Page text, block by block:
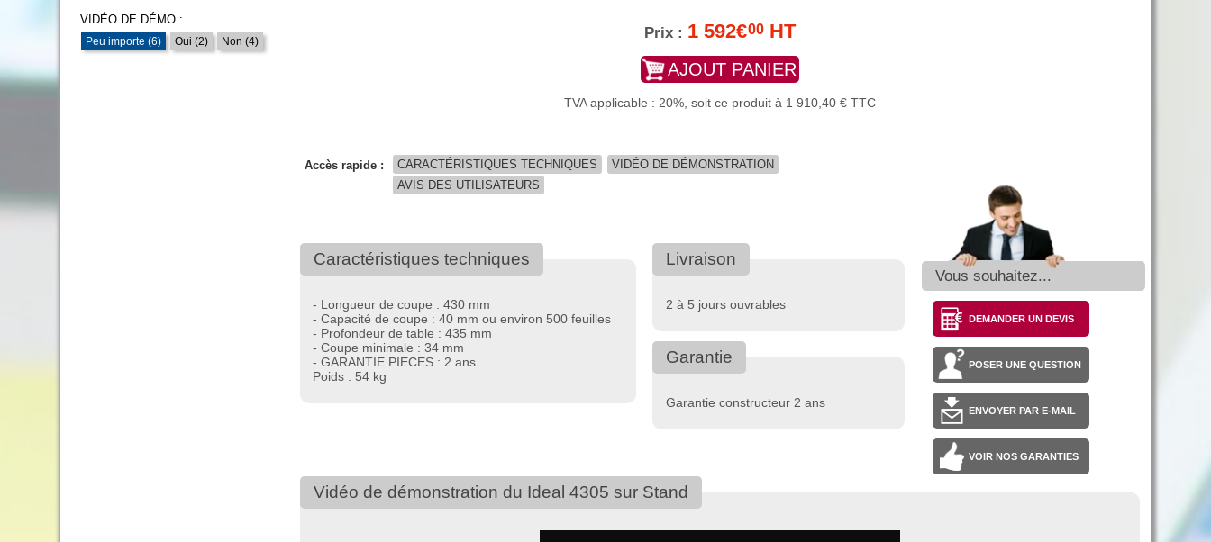
VIDÉO DE DÉMO :
Peu importe (6) Oui (2) Non (4)
Prix : 1 592€00 HT
TVA applicable : 20%, soit ce produit à 1 910,40 € TTC
Accès rapide : CARACTÉRISTIQUES TECHNIQUES
VIDÉO DE DÉMONSTRATION
AVIS DES UTILISATEURS
Caractéristiques techniques
- Longueur de coupe : 430 mm
- Capacité de coupe : 40 mm ou environ 500 feuilles
- Profondeur de table : 435 mm
- Coupe minimale : 34 mm
- GARANTIE PIECES : 2 ans.
Poids : 54 kg
Livraison
2 à 5 jours ouvrables
Garantie
Garantie constructeur 2 ans
Vous souhaitez...
DEMANDER UN DEVIS
POSER UNE QUESTION
ENVOYER PAR E-MAIL
VOIR NOS GARANTIES
Vidéo de démonstration du Ideal 4305 sur Stand